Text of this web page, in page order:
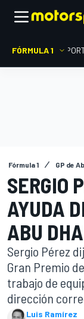
FÓRMULA 1
Fórmula 1 GP de
SERGIO
AYUDA
ABU
Sergio Pérez
Gran Premio
trabajo de
dirección
Luis Ramírez